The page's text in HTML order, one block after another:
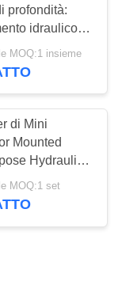
profondità:
idraulico
di fondazione
e privo di
MOQ:1 insieme
di Mini
Mounted
Hydraulic,
idraulica
del
MOQ:1 set